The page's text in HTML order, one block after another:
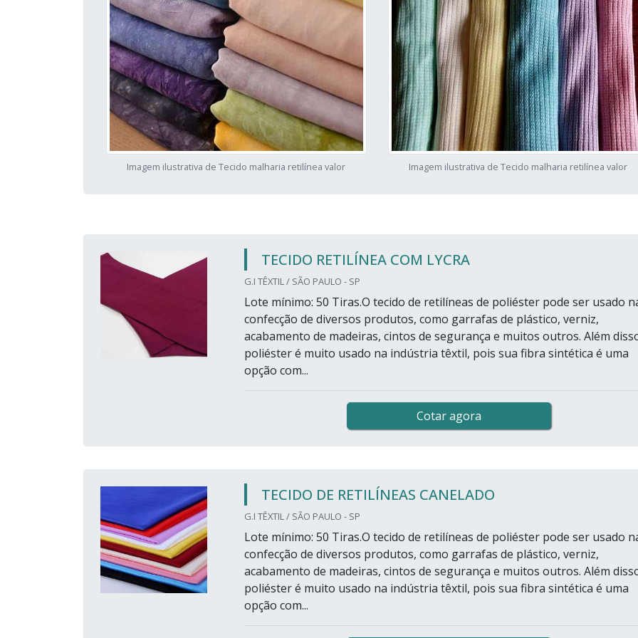
Imagem ilustrativa de Tecido malharia retilínea valor Imagem ilustrativa de Tecido malharia retilínea valor
TECIDO RETILÍNEA COM LYCRA
G.I TÊXTIL / SÃO PAULO - SP
Lote mínimo: 50 Tiras.O tecido de retilíneas de poliéster pode ser usado
confecção de diversos produtos, como garrafas de plástico, verniz,
acabamento de madeiras, cintos de segurança e muitos outros. Além
poliéster é muito usado na indústria têxtil, pois sua fibra sintética é uma
opção com...
Cotar agora
TECIDO DE RETILÍNEAS CANELADO
G.I TÊXTIL / SÃO PAULO - SP
Lote mínimo: 50 Tiras.O tecido de retilíneas de poliéster pode ser usado
confecção de diversos produtos, como garrafas de plástico, verniz,
acabamento de madeiras, cintos de segurança e muitos outros. Além
poliéster é muito usado na indústria têxtil, pois sua fibra sintética é uma
opção com...